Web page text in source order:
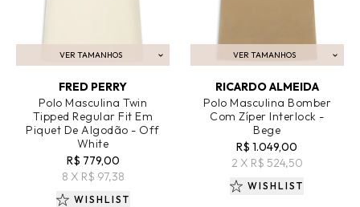
VER TAMANHOS
ADICIONAR AO CARRINHO
FRED PERRY
Polo Masculina Twin
Tipped Regular Fit Em
Piquet De Algodão - Off
White
R$ 779,00
8 X R$ 97,38
WISHLIST
VER TAMANHOS
ADICIONAR AO CARRINHO
RICARDO ALMEIDA
Polo Masculina Bomber
Com Zíper Interlock -
Bege
R$ 1.049,00
2 X R$ 524,50
WISHLIST